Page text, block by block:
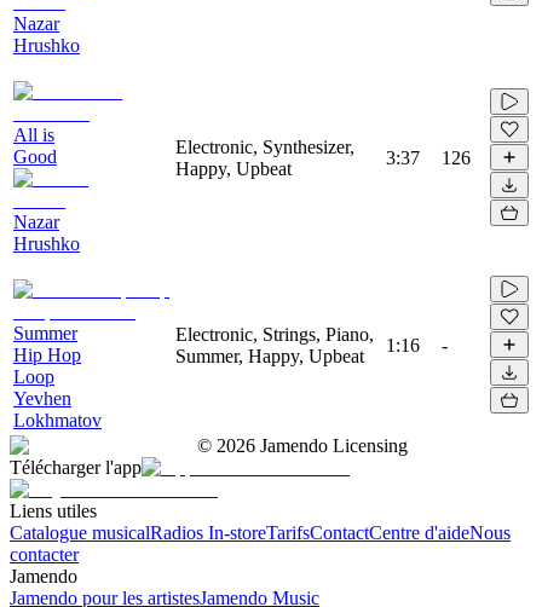
Nazar
Hrushko
All is
Good
Nazar
Hrushko
Electronic, Synthesizer,
Happy, Upbeat
3:37 126
Summer
Hip Hop
Loop
Yevhen
Lokhmatov
Electronic, Strings, Piano,
Summer, Happy, Upbeat
1:16 -
© 2026 Jamendo Licensing
Télécharger l'app
Liens utiles
Catalogue musicalRadios In-storeTarifsContactCentre d'aideNous
contacter
Jamendo
Jamendo pour les artistesJamendo Music